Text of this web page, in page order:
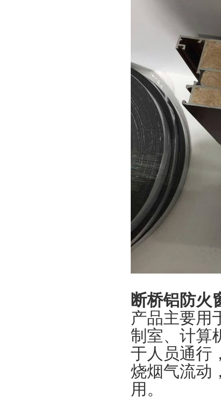
断桥铝防火
产品主要用
制室、计算
于人员通行
烧烟气流动
用。